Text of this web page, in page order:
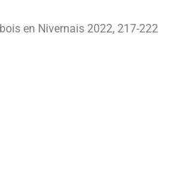
en Nivernais 2022, 217-222